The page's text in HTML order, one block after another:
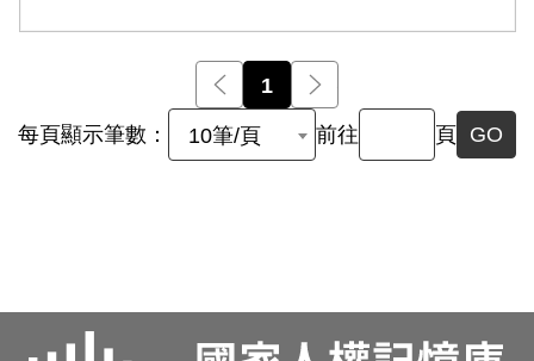
前一頁
1
每頁顯示筆數： 10筆/頁 前往 頁 GO